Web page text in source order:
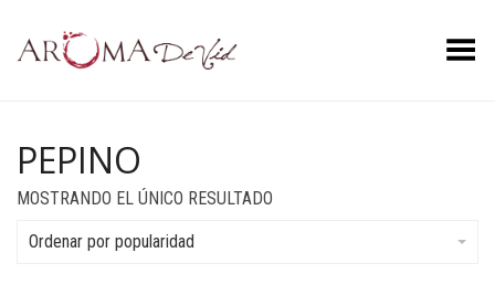
Menú
PEPINO
MOSTRANDO EL ÚNICO RESULTADO
Ordenar por popularidad